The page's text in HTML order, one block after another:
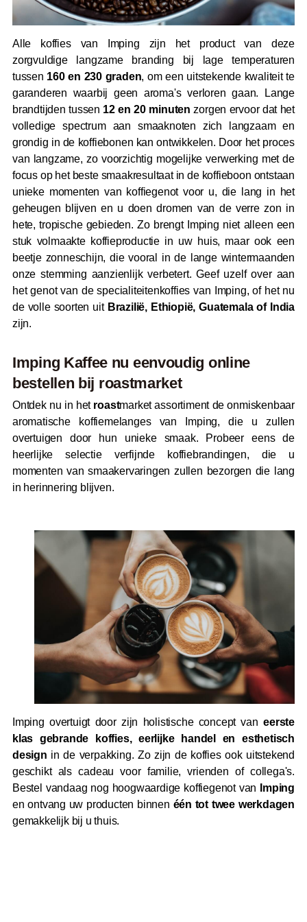
Alle koffies van Imping zijn het product van deze
zorgvuldige langzame branding bij lage temperaturen
tussen 160 en 230 graden, om een uitstekende kwaliteit te
garanderen waarbij geen aroma's verloren gaan. Lange
brandtijden tussen 12 en 20 minuten zorgen ervoor dat het
volledige spectrum aan smaaknoten zich langzaam en
grondig in de koffiebonen kan ontwikkelen. Door het proces
van langzame, zo voorzichtig mogelijke verwerking met de
focus op het beste smaakresultaat in de koffieboon ontstaan
unieke momenten van koffiegenot voor u, die lang in het
geheugen blijven en u doen dromen van de verre zon in
hete, tropische gebieden. Zo brengt Imping niet alleen een
stuk volmaakte koffieproductie in uw huis, maar ook een
beetje zonneschijn, die vooral in de lange wintermaanden
onze stemming aanzienlijk verbetert. Geef uzelf over aan
het genot van de specialiteitenkoffies van Imping, of het nu
de volle soorten uit Brazilië, Ethiopië, Guatemala of India
zijn.
Imping Kaffee nu eenvoudig online
bestellen bij roastmarket
Ontdek nu in het roastmarket assortiment de onmiskenbaar
aromatische koffiemelanges van Imping, die u zullen
overtuigen door hun unieke smaak. Probeer eens de
heerlijke selectie verfijnde koffiebrandingen, die u
momenten van smaakervaringen zullen bezorgen die lang
in herinnering blijven.
Imping overtuigt door zijn holistische concept vaneerste
klas gebrande koffies, eerlijke handel en esthetisch
design in de verpakking. Zo zijn de koffies ook uitstekend
geschikt als cadeau voor familie, vrienden of collega's.
Bestel vandaag nog hoogwaardige koffiegenot van
Imping
en ontvang uw producten binnen één tot twee werkdagen
gemakkelijk bij u thuis.